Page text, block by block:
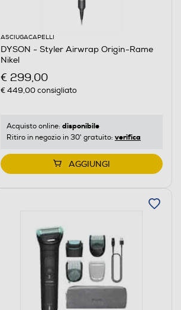
ASCIUGACAPELLI
DYSON - Styler Airwrap Origin-Rame
Nikel
€ 299,00
€ 449,00consigliato
Acquisto online: disponibile
Ritiro in negozio in 30' gratuito: verifica
AGGIUNGI